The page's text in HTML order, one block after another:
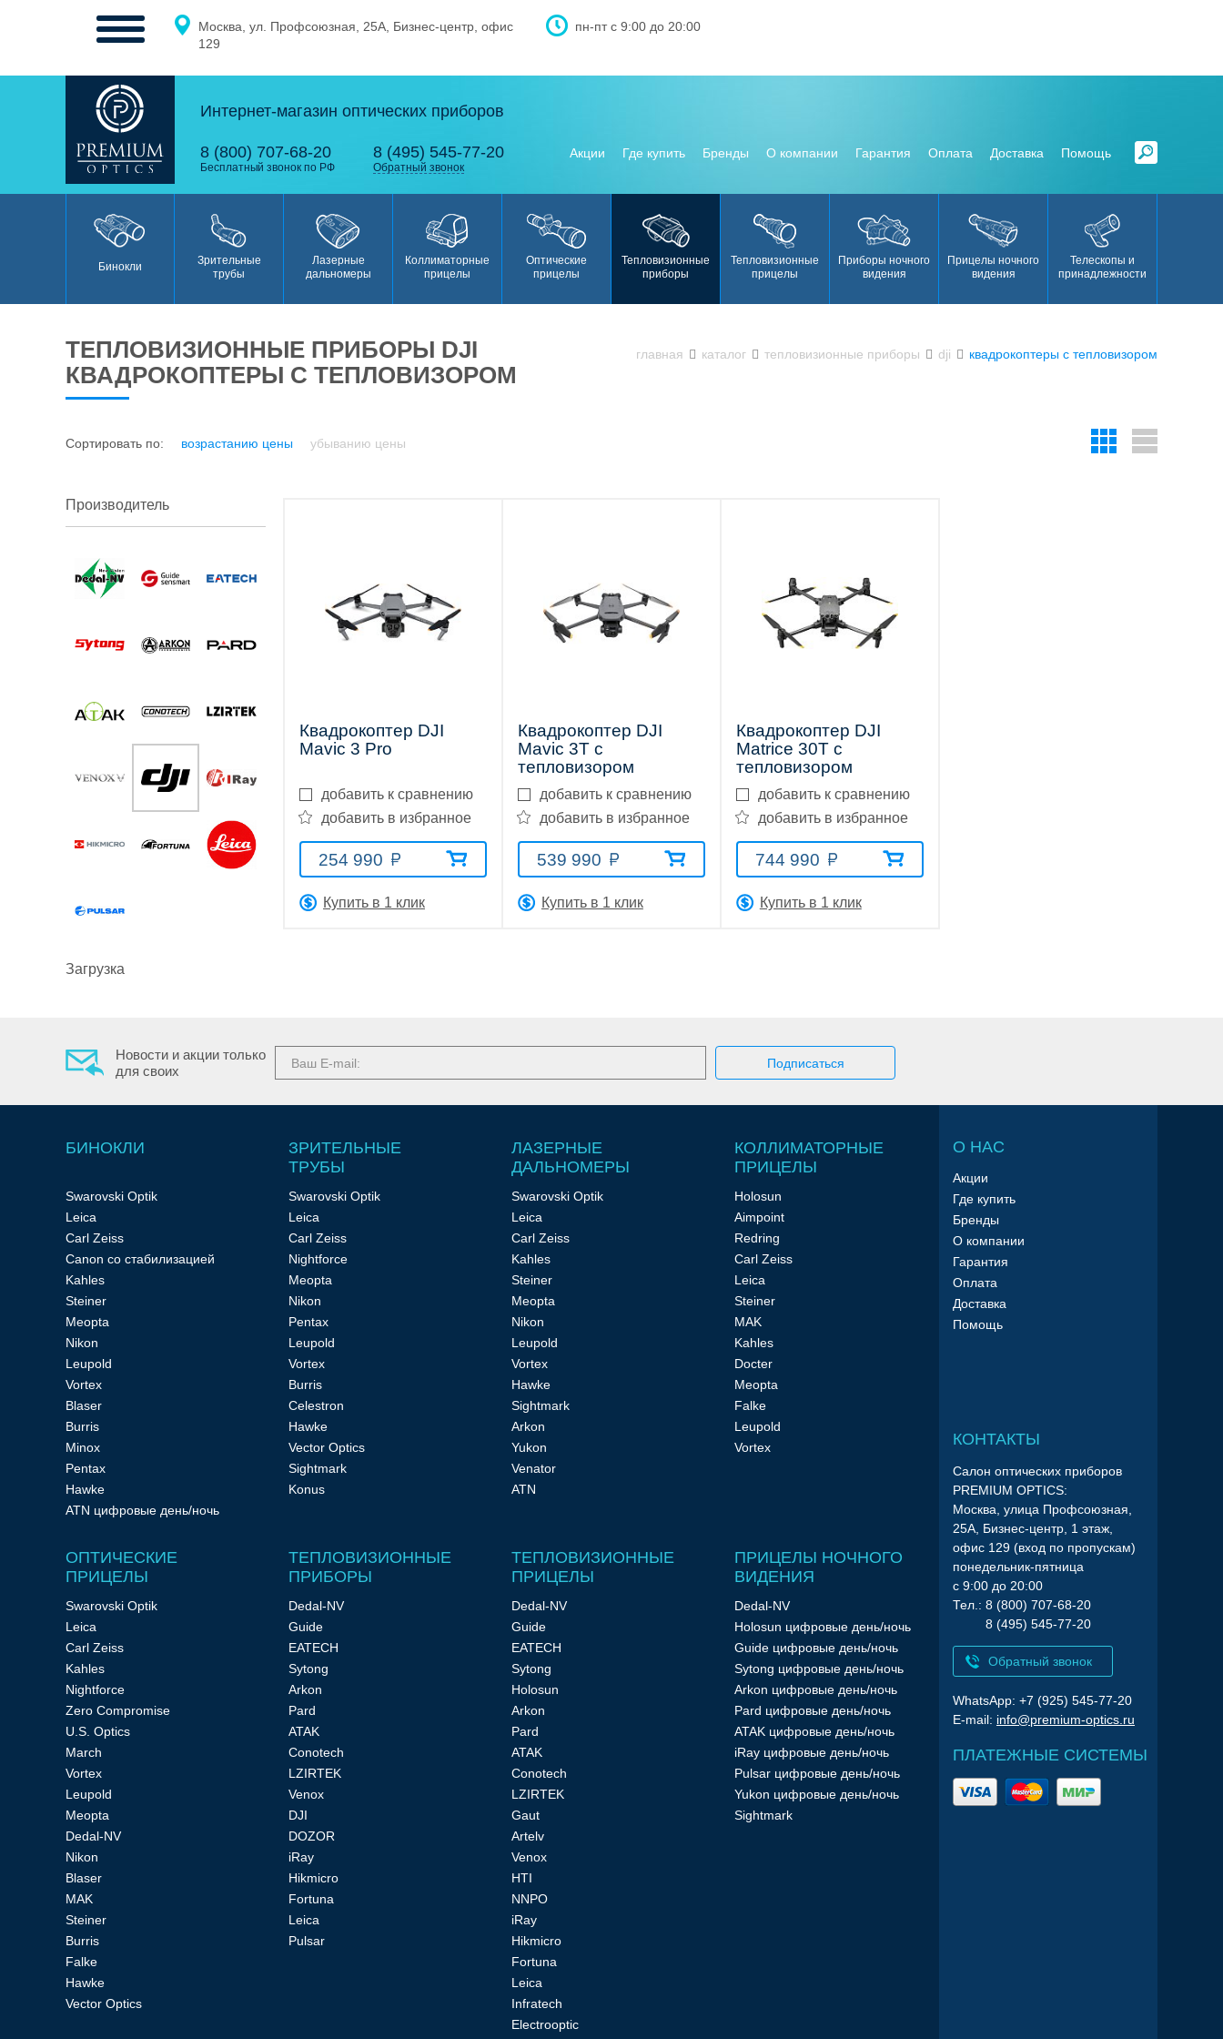
Зрительные
Коллиматорные
Тепловизионные
Москва, ул. Профсоюзная, 25А, Бизнес-центр, офис
129
пн-пт с 9:00 до 20:00
Интернет-магазин оптических приборов
8 (800) 707-68-20
Бесплатный звонок по РФ
8 (495) 545-77-20
Обратный звонок
Акции Где купить Бренды О компании Гарантия Оплата Доставка Помощь
Бинокли
Зрительные
трубы
Лазерные
дальномеры
Коллиматорные
прицелы
Оптические
прицелы
Тепловизионные
приборы
Тепловизионные
прицелы
Приборы ночного
видения
Прицелы ночного
видения
Телескопы и
принадлежности
ТЕПЛОВИЗИОННЫЕ ПРИБОРЫ DJI
КВАДРОКОПТЕРЫ С ТЕПЛОВИЗОРОМ
главная каталог тепловизионные приборы dji квадрокоптеры с тепловизором
Сортировать по: возрастанию цены убыванию цены
Производитель
Загрузка
Квадрокоптер DJI
Mavic 3 Pro
добавить к сравнению
добавить в избранное
254 990
Купить в 1 клик
Квадрокоптер DJI
Mavic 3T с
тепловизором
добавить к сравнению
добавить в избранное
539 990
Купить в 1 клик
Квадрокоптер DJI
Matrice 30T с
тепловизором
добавить к сравнению
добавить в избранное
744 990
Купить в 1 клик
Новости и акции только
для своих
БИНОКЛИ
Swarovski Optik
Leica
Carl Zeiss
Canon со стабилизацией
Kahles
Steiner
Meopta
Nikon
Leupold
Vortex
Blaser
Burris
Minox
Pentax
Hawke
ATN цифровые день/ночь
ЗРИТЕЛЬНЫЕ
ТРУБЫ
Swarovski Optik
Leica
Carl Zeiss
Nightforce
Meopta
Nikon
Pentax
Leupold
Vortex
Burris
Celestron
Hawke
Vector Optics
Sightmark
Konus
ЛАЗЕРНЫЕ
ДАЛЬНОМЕРЫ
Swarovski Optik
Leica
Carl Zeiss
Kahles
Steiner
Meopta
Nikon
Leupold
Vortex
Hawke
Sightmark
Arkon
Yukon
Venator
ATN
КОЛЛИМАТОРНЫЕ
ПРИЦЕЛЫ
Holosun
Aimpoint
Redring
Carl Zeiss
Leica
Steiner
MAK
Kahles
Docter
Meopta
Falke
Leupold
Vortex
ОПТИЧЕСКИЕ
ПРИЦЕЛЫ
Swarovski Optik
Leica
Carl Zeiss
Kahles
Nightforce
Zero Compromise
U.S. Optics
March
Vortex
Leupold
Meopta
Dedal-NV
Nikon
Blaser
MAK
Steiner
Burris
Falke
Hawke
Vector Optics
ТЕПЛОВИЗИОННЫЕ
ПРИБОРЫ
Dedal-NV
Guide
EATECH
Sytong
Arkon
Pard
ATAK
Conotech
LZIRTEK
Venox
DJI
DOZOR
iRay
Hikmicro
Fortuna
Leica
Pulsar
ТЕПЛОВИЗИОННЫЕ
ПРИЦЕЛЫ
Dedal-NV
Guide
EATECH
Sytong
Holosun
Arkon
Pard
ATAK
Conotech
LZIRTEK
Gaut
Artelv
Venox
HTI
NNPO
iRay
Hikmicro
Fortuna
Leica
Infratech
Electrooptic
ПРИЦЕЛЫ НОЧНОГО
ВИДЕНИЯ
Dedal-NV
Holosun цифровые день/ночь
Guide цифровые день/ночь
Sytong цифровые день/ночь
Arkon цифровые день/ночь
Pard цифровые день/ночь
ATAK цифровые день/ночь
iRay цифровые день/ночь
Pulsar цифровые день/ночь
Yukon цифровые день/ночь
Sightmark
О НАС
Акции
Где купить
Бренды
О компании
Гарантия
Оплата
Доставка
Помощь
КОНТАКТЫ
Салон оптических приборов
PREMIUM OPTICS:
Москва, улица Профсоюзная,
25А, Бизнес-центр, 1 этаж,
офис 129 (вход по пропускам)
понедельник-пятница
с 9:00 до 20:00
Тел.: 8 (800) 707-68-20
8 (495) 545-77-20
Обратный звонок
WhatsApp: +7 (925) 545-77-20
E-mail: info@premium-optics.ru
ПЛАТЕЖНЫЕ СИСТЕМЫ